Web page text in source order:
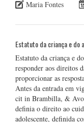
Maria Fontes
Estatuto da criança e do
Estatuto da criança e
responder aos direitos
proporcionar as
Antes da entrada em
cit in Brambilla, &
definia o direito ao
adolescente, definida